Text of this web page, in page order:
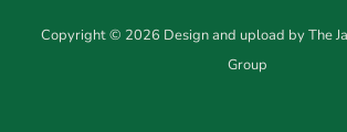
Copyright © 2026 Design and upload by The
Group